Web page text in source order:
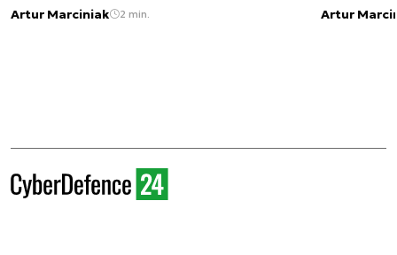
Artur Marciniak 2 min. Artur